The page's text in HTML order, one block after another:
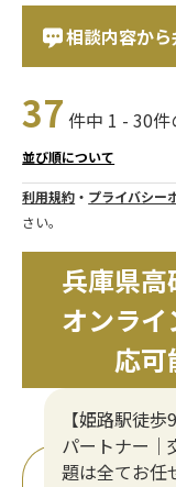
相談内容か
37 件中 1 - 30
並び順について
利用規約 ・ プライバシー
さい。
兵庫県
オンラ
応可
【姫路駅徒
パートナー｜
題は全てお任